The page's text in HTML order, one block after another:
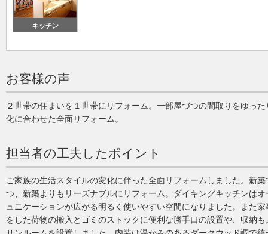
キッチン
お客様の声
２世帯の住まいを１世帯にリフォーム。一部屋づつの間取りをゆっ
化に合わせた全面リフォーム。
担当者の工夫したポイント
ご家族の生活スタイルの変化に伴った全面リフォームしました。新
つ、新築よりもリーズナブルにリフォーム。ダイキングキッチンは
ュニケーションが広がる明るく使いやすい空間になりました。また
をした荷物の搬入とゴミのストックに便利な勝手口の設置や、収納